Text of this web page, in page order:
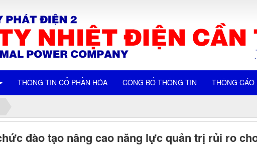
THÔNG TIN CỔ PHẦN HÓA CÔNG BỐ THÔNG TIN THÔNG CÁO
đào tạo nâng cao năng lực quản trị rủi ro